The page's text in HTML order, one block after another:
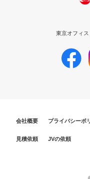
東京オフィ
会社概要 プライバシーポ
見積依頼 JVの依頼